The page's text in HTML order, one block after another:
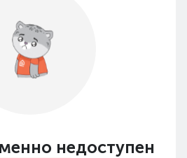
недоступен